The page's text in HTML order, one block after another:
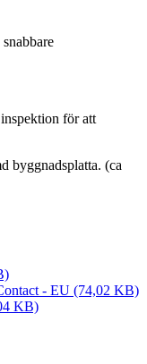
för att
byggnadsplatta. (ca
- EU (74,02 KB)
KB)